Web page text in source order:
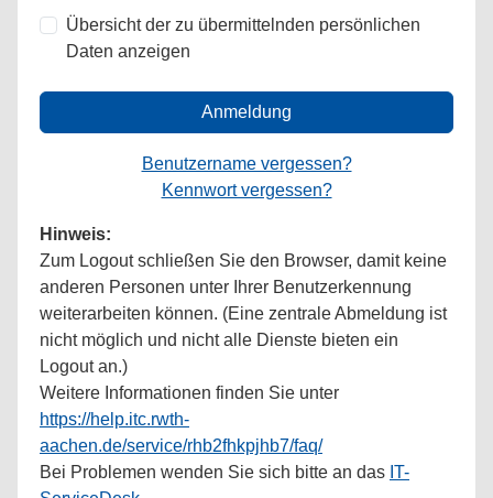
Übersicht der zu übermittelnden persönlichen
Daten anzeigen
Anmeldung
Benutzername vergessen?
Kennwort vergessen?
Hinweis:
Zum Logout schließen Sie den Browser, damit keine
anderen Personen unter Ihrer Benutzerkennung
weiterarbeiten können. (Eine zentrale Abmeldung ist
nicht möglich und nicht alle Dienste bieten ein
Logout an.)
Weitere Informationen finden Sie unter
https://help.itc.rwth-
aachen.de/service/rhb2fhkpjhb7/faq/
Bei Problemen wenden Sie sich bitte an das IT-